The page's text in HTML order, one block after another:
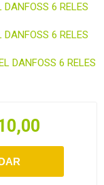
6 RELES
6 RELES
DANFOSS 6 RELES